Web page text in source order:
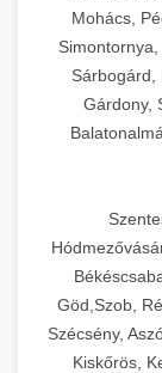
Mohács,
Sárbogárd,
Gárdony,
Göd,Szob,
Szécsény,
Kiskőrös,